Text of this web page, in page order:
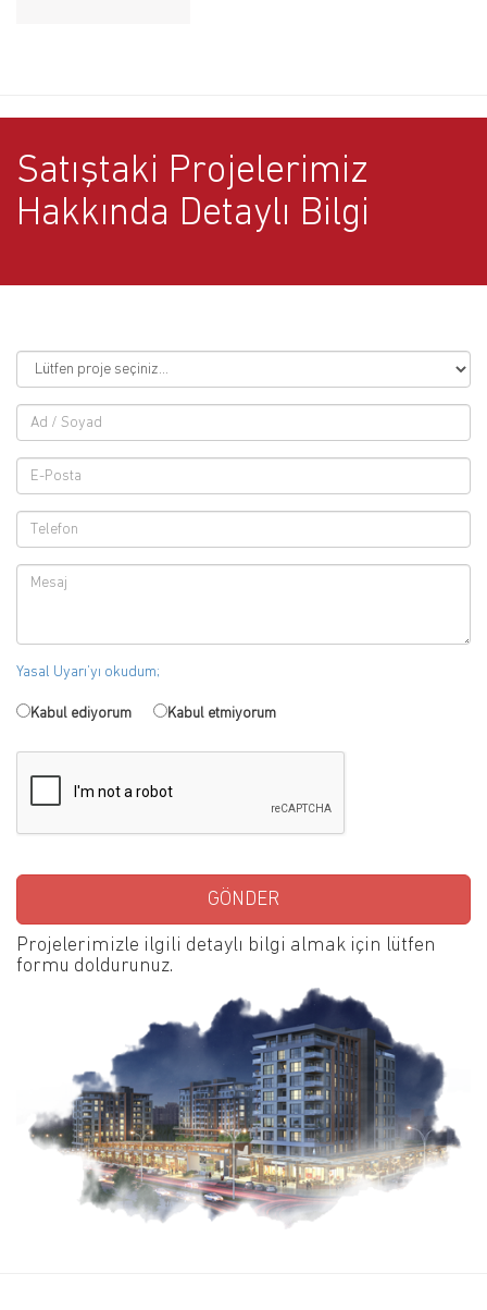
Satıştaki Projelerimiz
Hakkında Detaylı Bilgi
Yasal Uyarı’yı okudum;
Kabul ediyorum Kabul etmiyorum
Projelerimizle ilgili detaylı bilgi almak için lütfen
formu doldurunuz.